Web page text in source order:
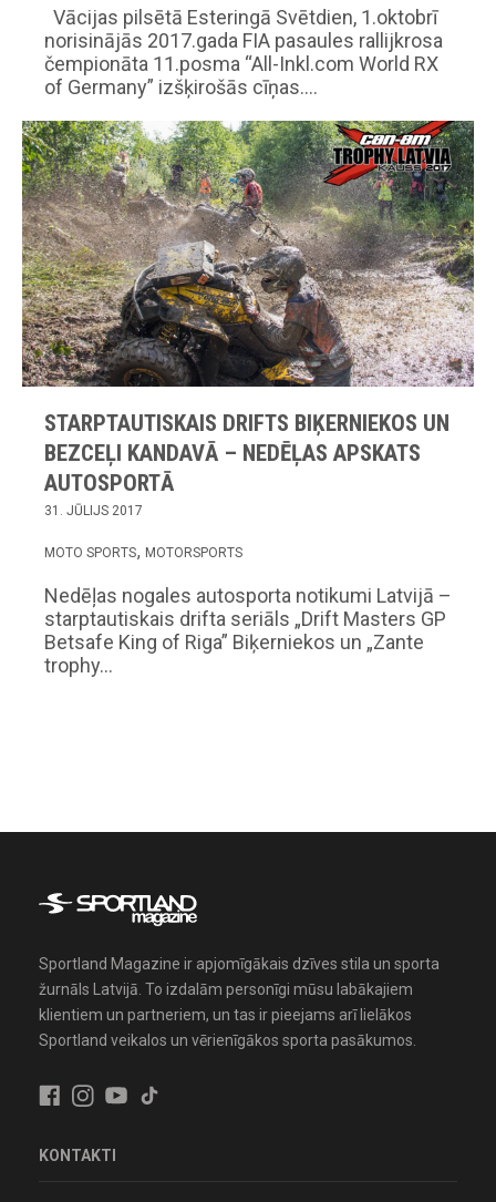
Vācijas pilsētā Esteringā Svētdien, 1.oktobrī
norisinājās 2017.gada FIA pasaules rallijkrosa
čempionāta 11.posma “All-Inkl.com World RX
of Germany” izšķirošās cīņas.…
STARPTAUTISKAIS DRIFTS BIĶERNIEKOS UN
BEZCEĻI KANDAVĀ – NEDĒĻAS APSKATS
AUTOSPORTĀ
31. JŪLIJS 2017
MOTO SPORTS MOTORSPORTS
Nedēļas nogales autosporta notikumi Latvijā –
starptautiskais drifta seriāls „Drift Masters GP
Betsafe King of Riga” Biķerniekos un „Zante
trophy…
Sportland Magazine ir apjomīgākais dzīves stila un sporta
žurnāls Latvijā. To izdalām personīgi mūsu labākajiem
klientiem un partneriem, un tas ir pieejams arī lielākos
Sportland veikalos un vērienīgākos sporta pasākumos.
KONTAKTI